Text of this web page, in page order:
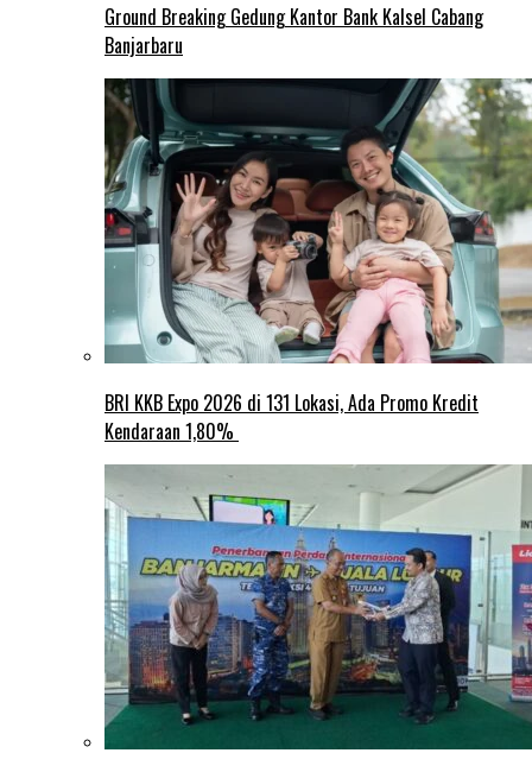
Ground Breaking Gedung Kantor Bank Kalsel Cabang
Banjarbaru
BRI KKB Expo 2026 di 131 Lokasi, Ada Promo Kredit
Kendaraan 1,80%